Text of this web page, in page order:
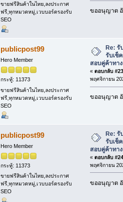
ขายฟรีสินค้าในไทย,ลงประกาศ
ฟรี,ทุกหมวดหมู่,เวบบอร์ดรองรับ
SEO
ขออนุญาต
publicpost99
Hero Member
กระทู้: 11373
ขายฟรีสินค้าในไทย,ลงประกาศ
ฟรี,ทุกหมวดหมู่,เวบบอร์ดรองรับ
SEO
Re:
รับเช็
สอบคู่ค้าทา
« ตอบกลับ
พฤศจิกายน
ขออนุญาต
publicpost99
Hero Member
กระทู้: 11373
ขายฟรีสินค้าในไทย,ลงประกาศ
ฟรี,ทุกหมวดหมู่,เวบบอร์ดรองรับ
SEO
Re:
รับเช็
สอบคู่ค้าทา
« ตอบกลับ
พฤศจิกายน
ขออนุญาต